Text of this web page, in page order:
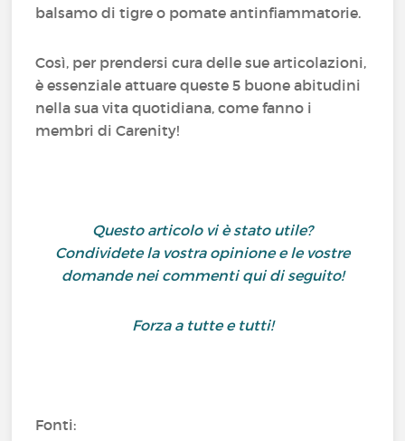
balsamo di tigre o pomate antinfiammatorie.
Così, per prendersi cura delle sue articolazioni,
è essenziale attuare queste 5 buone abitudini
nella sua vita quotidiana, come fanno i
membri di Carenity!
Questo articolo vi è stato utile?
Condividete la vostra opinione e le vostre
domande nei commenti qui di seguito!
Forza a tutte e tutti!
Fonti: